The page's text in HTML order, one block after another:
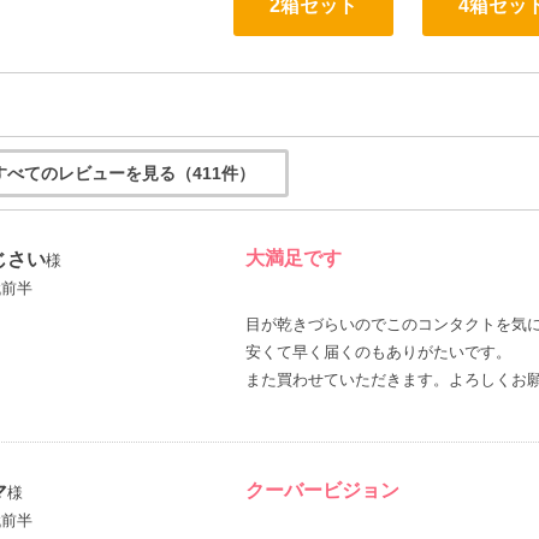
2箱セット 4箱セッ
べてのレビューを見る（411件）
さい様
半
大満足です
目が乾きづらいのでこのコンタクトを気
安くて早く届くのもありがたいです。
また買わせていただきます。よろしくお
様
半
クーバービジョン